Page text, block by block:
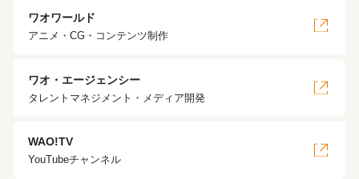
ワオワールド
アニメ・CG・コンテンツ制作
ワオ・エージェンシー
タレントマネジメント・メディア開発
WAO!TV
YouTubeチャンネル